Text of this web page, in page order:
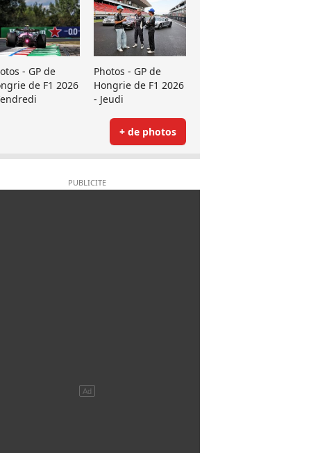
- GP de
de F1 2026
Photos - GP de
Hongrie de F1 2026
- Jeudi
+ de photos